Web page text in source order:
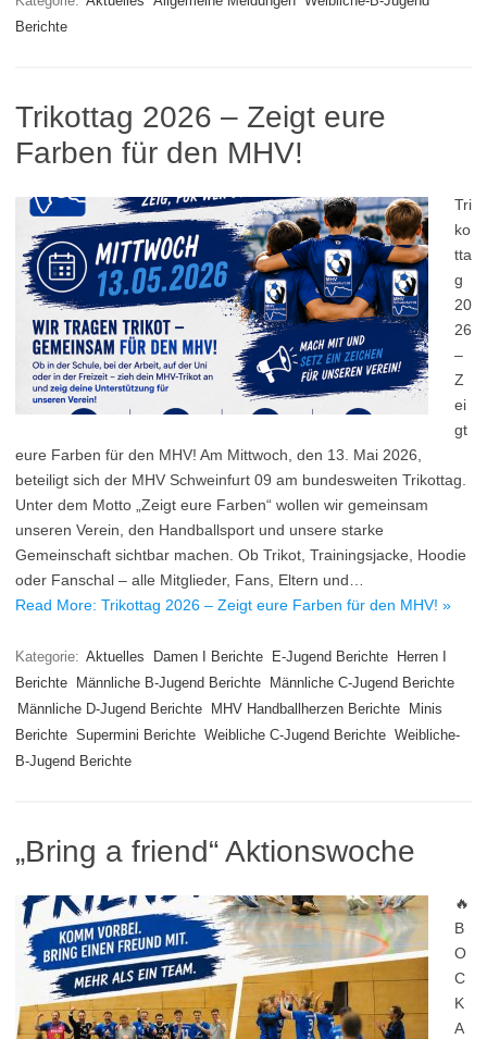
Berichte
Trikottag 2026 – Zeigt eure
Farben für den MHV!
Tri
ko
tta
g
20
26
–
Z
ei
gt
eure Farben für den MHV! Am Mittwoch, den 13. Mai 2026,
beteiligt sich der MHV Schweinfurt 09 am bundesweiten Trikottag.
Unter dem Motto „Zeigt eure Farben“ wollen wir gemeinsam
unseren Verein, den Handballsport und unsere starke
Gemeinschaft sichtbar machen. Ob Trikot, Trainingsjacke, Hoodie
oder Fanschal – alle Mitglieder, Fans, Eltern und…
Read More: Trikottag 2026 – Zeigt eure Farben für den MHV! »
Kategorie: Aktuelles Damen I Berichte E-Jugend Berichte
Herren I
Berichte
Männliche B-Jugend Berichte
Männliche C-Jugend Berichte
Männliche D-Jugend Berichte
MHV Handballherzen Berichte
Minis
Berichte Supermini Berichte Weibliche C-Jugend Berichte Weibliche-
B-Jugend Berichte
„Bring a friend“ Aktionswoche
🔥
B
O
C
K
A